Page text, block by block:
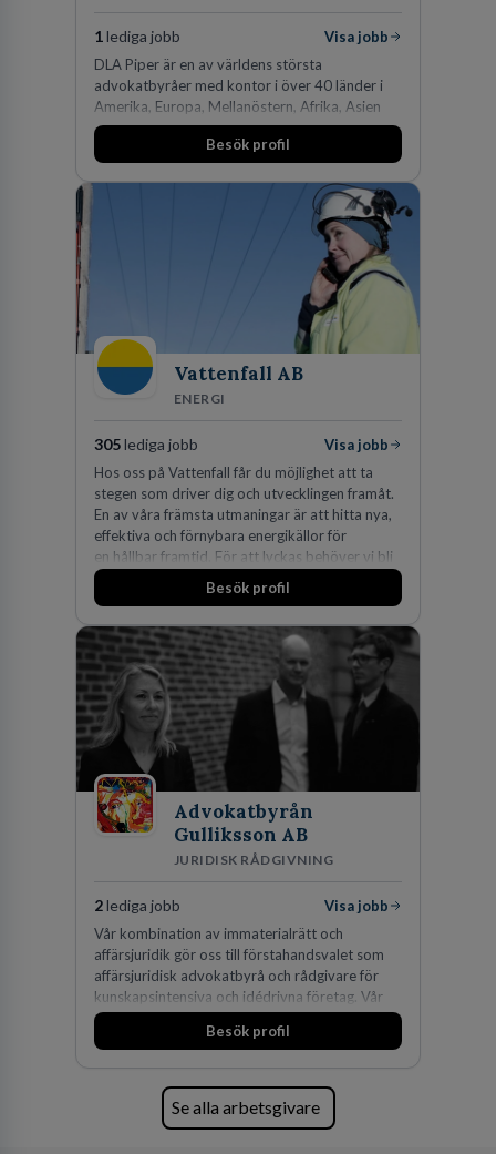
1lediga jobb
Visa jobb
DLA Piper är en av världens största
advokatbyråer med kontor i över 40 länder i
Amerika, Europa, Mellanöstern, Afrika, Asien
och Oceanien. Vi är specialister inom
affärsjuridikens alla områden och vi har några
fler än 450 jurister på fem kontor i Stockholm,
Köpenhamn, Århus, Oslo och Helsingfors kan vi
på DLA Piper erbjuda våra klienter en unik,
effektiv och gränsöverskridande nordisk
expertis. På vårt kontor i centrala Stockholm är
Besök profil
Vattenfall AB
ENERGI
305lediga jobb
Visa jobb
Hos oss på Vattenfall får du möjlighet att ta
stegen som driver dig och utvecklingen framåt.
En av våra främsta utmaningar är att hitta nya,
effektiva och förnybara energikällor för
en hållbar framtid. För att lyckas behöver vi bli
fler medarbetare som vill göra skillnad.
Besök profil
Advokatbyrån
Gulliksson AB
JURIDISK RÅDGIVNING
2lediga jobb
Visa jobb
Vår kombination av immaterialrätt och
affärsjuridik gör oss till förstahandsvalet som
affärsjuridisk advokatbyrå och rådgivare för
kunskapsintensiva och idédrivna företag. Vår
expertis inom IP-tillgångar har gett oss en
marknadsledande position. Våra klienter väljer
företagets viktigaste tillgångar.
Besök profil
Se alla arbetsgivare